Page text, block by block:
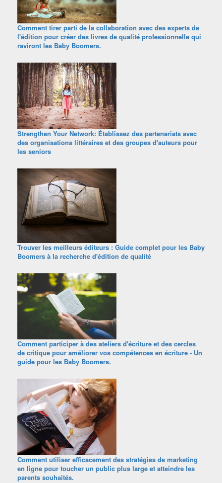
Comment tirer parti de la collaboration avec des experts de
l'édition pour créer des livres de qualité professionnelle qui
raviront les Baby Boomers.
Strengthen Your Network: Établissez des partenariats avec
des organisations littéraires et des groupes d'auteurs pour
les seniors
Trouver les meilleurs éditeurs : Guide complet pour les Baby
Boomers à la recherche d'édition de qualité
Comment participer à des ateliers d'écriture et des cercles
de critique pour améliorer vos compétences en écriture - Un
guide pour les Baby Boomers.
Comment utiliser efficacement des stratégies de marketing
en ligne pour toucher un public plus large et atteindre les
parents souhaités.